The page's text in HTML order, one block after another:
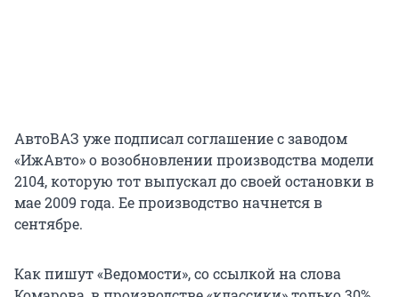
АвтоВАЗ уже подписал соглашение с заводом
«ИжАвто» о возобновлении производства модели
2104, которую тот выпускал до своей остановки в
мае 2009 года. Ее производство начнется в
сентябре.
Как пишут «Ведомости», со ссылкой на слова